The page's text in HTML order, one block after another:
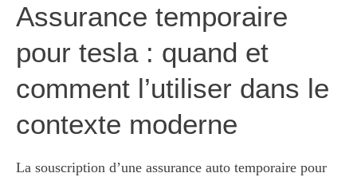
Assurance temporaire
pour tesla : quand et
comment l’utiliser dans le
contexte moderne
La souscription d’une assurance auto temporaire pour